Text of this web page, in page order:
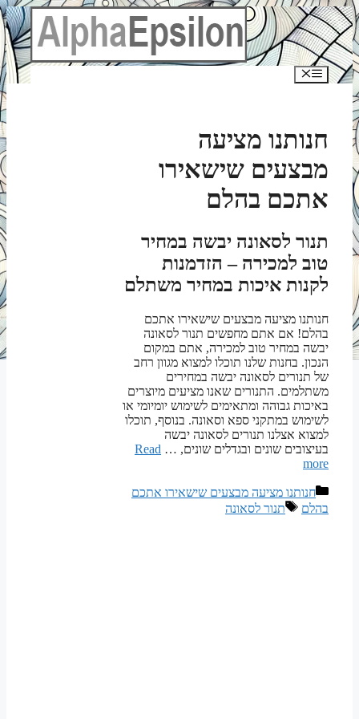
לדלג
לתוכן
תפריט
חנותנו מציעה
מבצעים שישאירו
אתכם בהלם
תנור לסאונה יבשה במחיר
טוב למכירה – הזדמנות
לקנות איכות במחיר משתלם
חנותנו מציעה מבצעים שישאירו אתכם
בהלם! אם אתם מחפשים תנור לסאונה
יבשה במחיר טוב למכירה, אתם במקום
הנכון. בחנות שלנו תוכלו למצוא מגוון רחב
של תנורים לסאונה יבשה במחירים
משתלמים. התנורים שאנו מציעים מיוצרים
באיכות גבוהה ומתאימים לשימוש יומיומי או
לשימוש במתקני ספא וסאונה. בנוסף, תוכלו
למצוא אצלנו תנורים לסאונה יבשה
בעיצובים שונים ובגדלים שונים, … Read
more
קטגוריות
חנותנו מציעה מבצעים שישאירו אתכם
בהלם
תגיות
תנור לסאונה